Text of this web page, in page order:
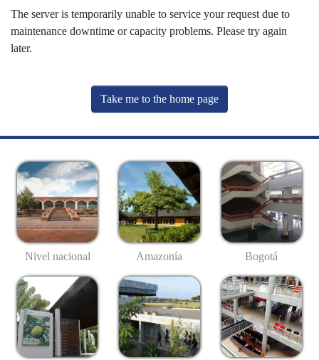
The server is temporarily unable to service your request due to
maintenance downtime or capacity problems. Please try again
later.
Take me to the home page
Nivel nacional Amazonía Bogotá